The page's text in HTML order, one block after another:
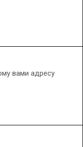
вами адресу